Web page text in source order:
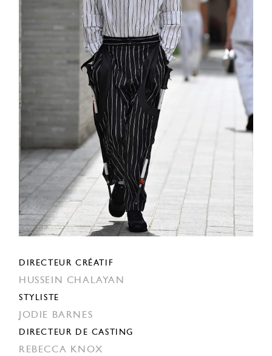
DIRECTEUR CRÉATIF
HUSSEIN CHALAYAN
STYLISTE
JODIE BARNES
DIRECTEUR DE CASTING
REBECCA KNOX